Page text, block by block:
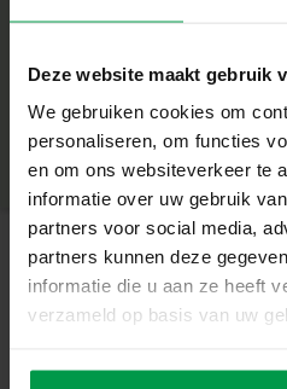
Deze website maakt gebruik
We gebruiken cookies om
personaliseren, om functies
en om ons websiteverkeer te
informatie over uw gebruik
partners voor social media,
partners kunnen deze
informatie die u aan ze heeft
verzameld op basis van uw
Gips gieten in 3D voor een
Gedetailleerde mal voor een
eindresultaat
Inclusief glitters voor een
Stimuleert creativiteit en fijne
Perfect voor knutselen
Voor kleine
Deze set is een droom voor
Minimale leeftijd|
Productnummer|
Deel dit product
Vingerverf